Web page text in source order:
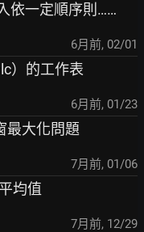
依一定順序則……
6月前, 02/01
）的工作表
6月前, 01/23
最大化問題
7月前, 01/06
均值
7月前, 12/29